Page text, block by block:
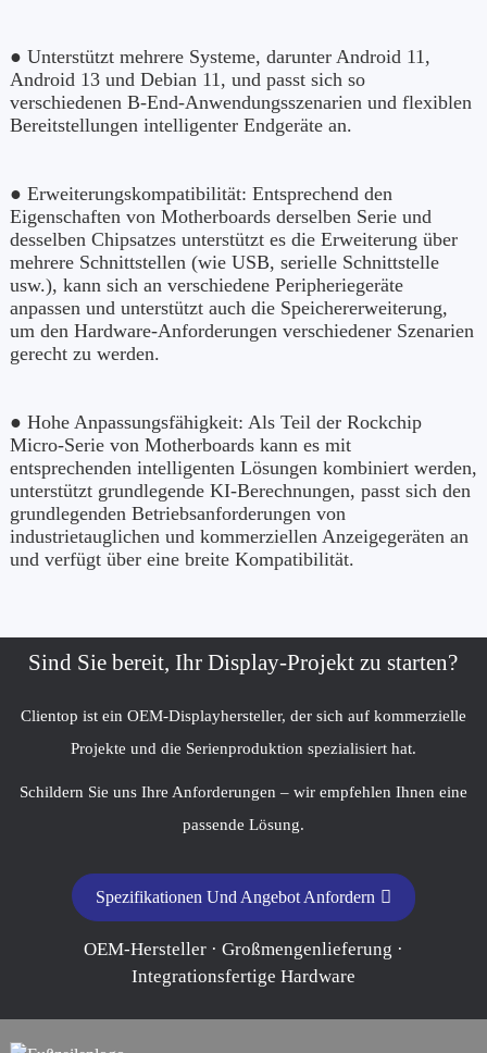
● Unterstützt mehrere Systeme, darunter Android 11,
Android 13 und Debian 11, und passt sich so
verschiedenen B-End-Anwendungsszenarien und flexiblen
Bereitstellungen intelligenter Endgeräte an.
● Erweiterungskompatibilität: Entsprechend den
Eigenschaften von Motherboards derselben Serie und
desselben Chipsatzes unterstützt es die Erweiterung über
mehrere Schnittstellen (wie USB, serielle Schnittstelle
usw.), kann sich an verschiedene Peripheriegeräte
anpassen und unterstützt auch die Speichererweiterung,
um den Hardware-Anforderungen verschiedener Szenarien
gerecht zu werden.
● Hohe Anpassungsfähigkeit: Als Teil der Rockchip
Micro-Serie von Motherboards kann es mit
entsprechenden intelligenten Lösungen kombiniert werden,
unterstützt grundlegende KI-Berechnungen, passt sich den
grundlegenden Betriebsanforderungen von
industrietauglichen und kommerziellen Anzeigegeräten an
und verfügt über eine breite Kompatibilität.
Sind Sie bereit, Ihr Display-Projekt zu starten?
Clientop ist ein OEM-Displayhersteller, der sich auf kommerzielle
Projekte und die Serienproduktion spezialisiert hat.
Schildern Sie uns Ihre Anforderungen – wir empfehlen Ihnen eine
passende Lösung.
Spezifikationen Und Angebot Anfordern
OEM-Hersteller · Großmengenlieferung ·
Integrationsfertige Hardware